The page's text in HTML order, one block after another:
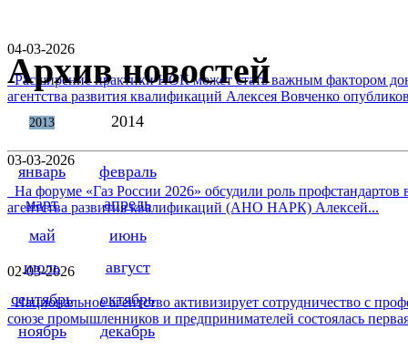
04-03-2026
Расширение практики НОК может стать важным фактором
агентства развития квалификаций Алексея Вовченко
03-03-2026
На форуме «Газ России 2026» обсудили роль
агентства развития квалификаций (АНО НАРК) Алексей...
02-03-2026
Национальное агентство активизирует сотрудничество с
союзе промышленников и предпринимателей состоялась
Архив новостей
2013 2014
январь
февраль
март
апрель
май
июнь
июль
август
сентябрь
октябрь
ноябрь
декабрь